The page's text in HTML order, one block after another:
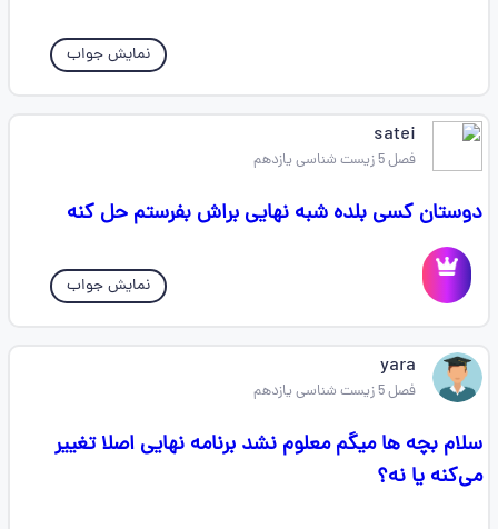
نمایش جواب
satei
فصل 5 زیست شناسی یازدهم
دوستان کسی بلده شبه نهایی براش بفرستم حل کنه
نمایش جواب
yara
فصل 5 زیست شناسی یازدهم
سلام بچه ها میگم معلوم نشد برنامه نهایی اصلا تغییر
می‌کنه یا نه؟